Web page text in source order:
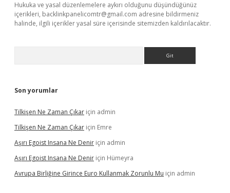
Hukuka ve yasal düzenlemelere aykırı olduğunu düşündüğünüz
içerikleri, backlinkpanelicomtr@gmail.com adresine bildirmeniz
halinde, ilgili içerikler yasal süre içerisinde sitemizden kaldırılacaktır.
Son yorumlar
Tilkişen Ne Zaman Çıkar için admin
Tilkişen Ne Zaman Çıkar için Emre
Aşırı Egoist Insana Ne Denir için admin
Aşırı Egoist Insana Ne Denir için Hümeyra
Avrupa Birliğine Girince Euro Kullanmak Zorunlu Mu için admin